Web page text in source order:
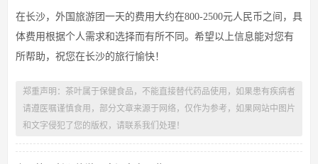
在长沙，外国旅游团一天的费用大约在800-2500元人民币之间，具
体费用根据个人需求和选择而有所不同。希望以上信息能对您有
所帮助，祝您在长沙的旅行愉快！
郑重声明：茶叶属于保健食品，不能直接替代药品使用，如果患有疾病者
请遵医嘱谨慎食用，部分文章来源于网络，仅作为参考，如果网站中图片
和文字侵犯了您的版权，请联系我们处理！